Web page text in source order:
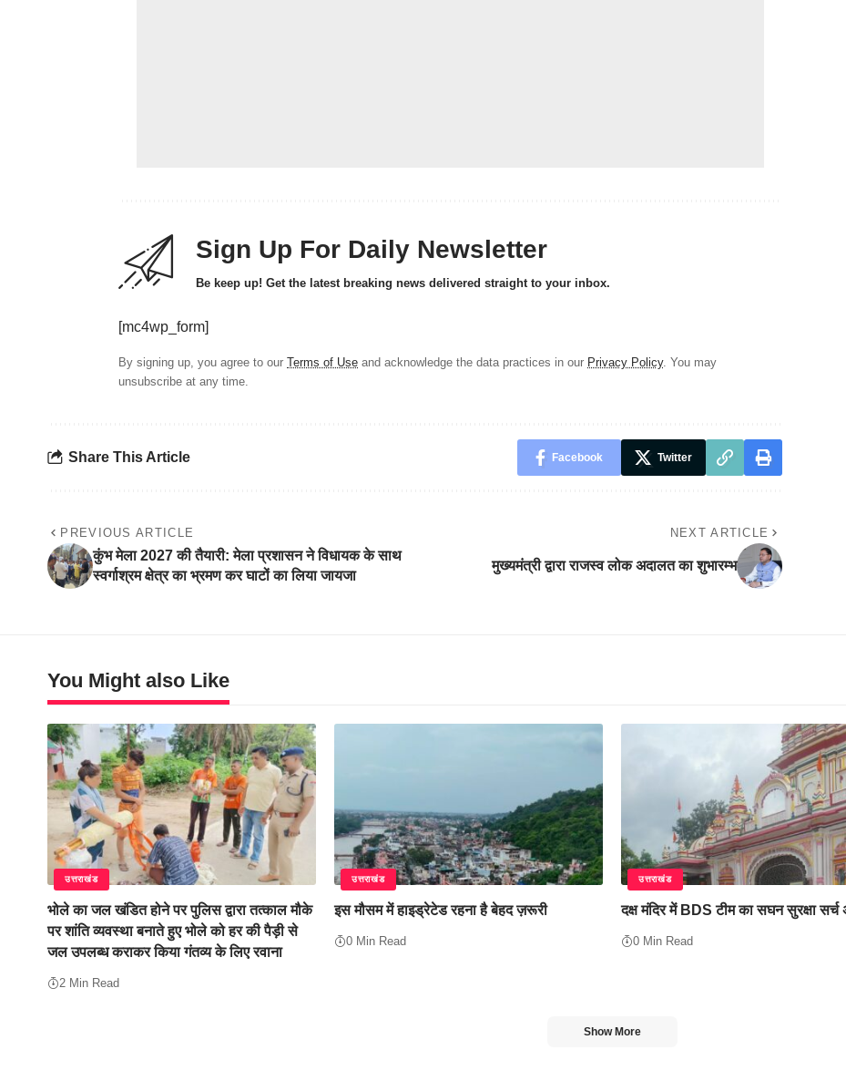
Sign Up For Daily Newsletter
Be keep up! Get the latest breaking news delivered straight to your inbox.
[mc4wp_form]
By signing up, you agree to our Terms of Use and acknowledge the data practices in our Privacy Policy. You may
unsubscribe at any time.
Share This Article Facebook Twitter
PREVIOUS ARTICLE
कुंभ मेला 2027 की तैयारी: मेला प्रशासन ने विधायक के साथ
स्वर्गाश्रम क्षेत्र का भ्रमण कर घाटों का लिया जायजा
NEXT ARTICLE
मुख्यमंत्री द्वारा राजस्व लोक अदालत का शुभारम्भ
You Might also Like
उत्तराखंड
भोले का जल खंडित होने पर पुलिस द्वारा तत्काल मौके
पर शांति व्यवस्था बनाते हुए भोले को हर की पैड़ी से
जल उपलब्ध कराकर किया गंतव्य के लिए रवाना
2 Min Read
उत्तराखंड
इस मौसम में हाइड्रेटेड रहना है बेहद ज़रूरी
0 Min Read
उत्तराखंड
दक्ष मंदिर में BDS टीम का सघन सुरक्षा सर्च
0 Min Read
Show More